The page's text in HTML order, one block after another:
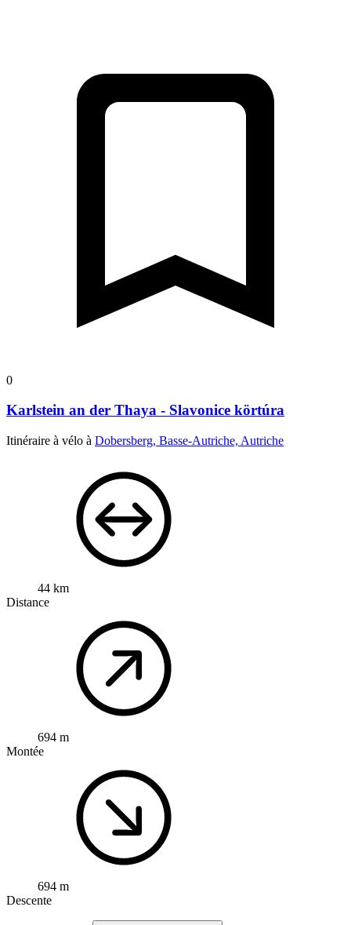
0
Karlstein an der Thaya - Slavonice körtúra
Itinéraire à vélo à Dobersberg, Basse-Autriche, Autriche
44 km
Distance
694 m
Montée
694 m
Descente